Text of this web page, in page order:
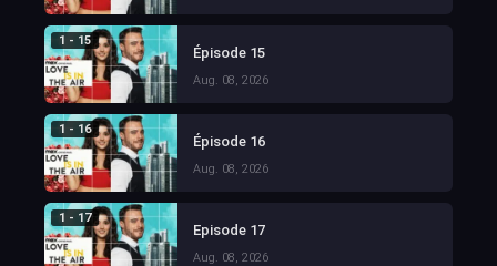
1 - 15
Épisode 15
Aug. 08, 2026
1 - 16
Épisode 16
Aug. 08, 2026
1 - 17
Episode 17
Aug. 08, 2026